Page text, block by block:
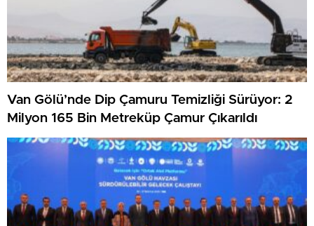
Van Gölü’nde Dip Çamuru Temizliği Sürüyor: 2
Milyon 165 Bin Metreküp Çamur Çıkarıldı